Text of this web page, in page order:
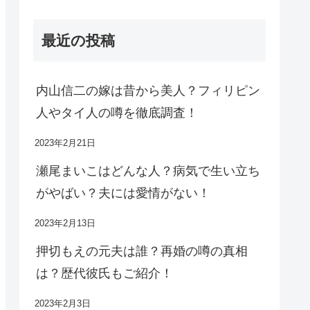
最近の投稿
内山信二の嫁は昔から美人？フィリピン
人やタイ人の噂を徹底調査！
2023年2月21日
瀬尾まいこはどんな人？病気で生い立ち
がやばい？夫には愛情がない！
2023年2月13日
押切もえの元夫は誰？再婚の噂の真相
は？歴代彼氏もご紹介！
2023年2月3日